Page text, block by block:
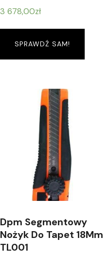
3 678,00zł
SPRAWDŹ SAM!
Dpm Segmentowy
Nożyk Do Tapet 18Mm
TL001